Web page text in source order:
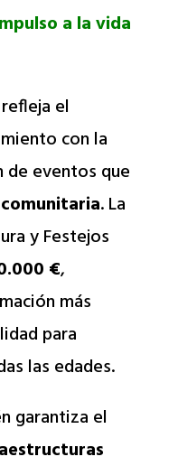
a la vida
el
con la
de eventos que
. La
y Festejos
€,
más
para
las edades.
garantiza el